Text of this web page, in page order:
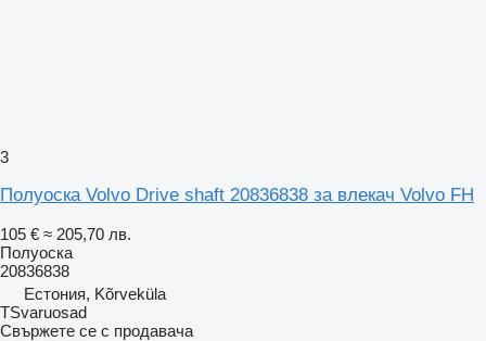
3
Полуоска Volvo Drive shaft 20836838 за влекач Volvo FH
105 € ≈ 205,70 лв.
Полуоска
20836838
Естония, Kõrveküla
TSvaruosad
Свържете се с продавача